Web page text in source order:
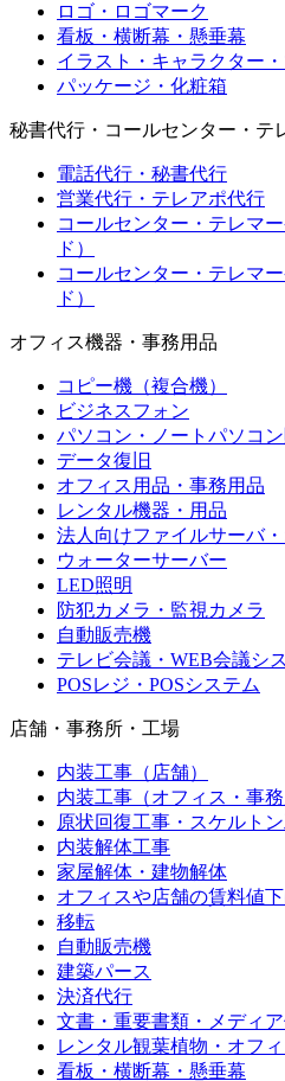
ロゴ・ロゴマーク
看板・横断幕・懸垂幕
イラスト・キャラクター
パッケージ・化粧箱
秘書代行・コールセンター・テ
電話代行・秘書代行
営業代行・テレアポ代行
コールセンター・テレマ
ド）
コールセンター・テレマ
ド）
オフィス機器・事務用品
コピー機（複合機）
ビジネスフォン
パソコン・ノートパソコン
データ復旧
オフィス用品・事務用品
レンタル機器・用品
法人向けファイルサーバ
ウォーターサーバー
LED照明
防犯カメラ・監視カメラ
自動販売機
テレビ会議・WEB会議シ
POSレジ・POSシステム
店舗・事務所・工場
内装工事（店舗）
内装工事（オフィス・事務
原状回復工事・スケルト
内装解体工事
家屋解体・建物解体
オフィスや店舗の賃料値
移転
自動販売機
建築パース
決済代行
文書・重要書類・メディ
レンタル観葉植物・オフ
看板・横断幕・懸垂幕